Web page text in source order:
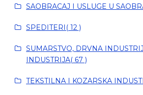
SAOBRACAJ I USLUGE U
SPEDITERI( 12 )
SUMARSTVO, DRVNA
INDUSTRIJA( 67 )
TEKSTILNA I KOZARSKA